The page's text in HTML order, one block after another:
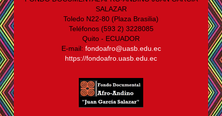
SALAZAR
Toledo N22-80 (Plaza Brasilia)
Teléfonos (593 2) 3228085
Quito - ECUADOR
E-mail: fondoafro@uasb.edu.ec
https://fondoafro.uasb.edu.ec